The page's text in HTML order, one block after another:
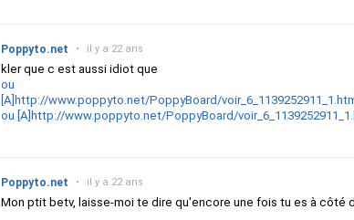
Poppyto.net • il y a 22 ans
kler que c est aussi idiot que
ou
[A]http://www.poppyto.net/PoppyBoard/
ou [A]http://www.poppyto.net/PoppyBoard/
Poppyto.net • il y a 22 ans
Mon ptit betv, laisse-moi te dire qu'encore une fois tu es à côté